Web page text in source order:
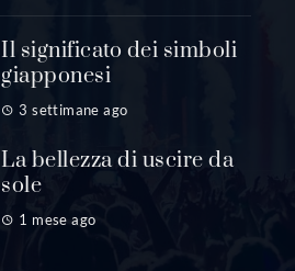
Il significato dei simboli
giapponesi
3 settimane ago
La bellezza di uscire da
sole
1 mese ago